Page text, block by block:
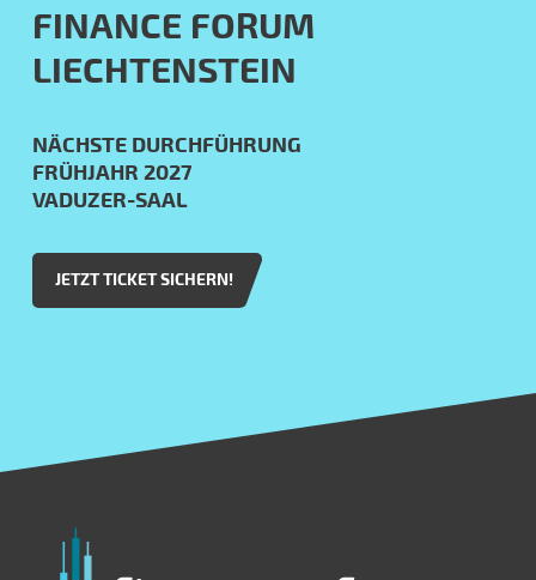
FINANCE FORUM
LIECHTENSTEIN
NÄCHSTE DURCHFÜHRUNG
FRÜHJAHR 2027
VADUZER-SAAL
JETZT TICKET SICHERN!